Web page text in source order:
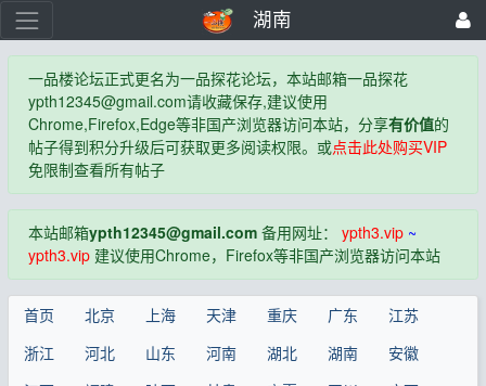
湖南
一品楼论坛正式更名为一品探花论坛，本站邮箱一品探花
ypth12345@gmail.com请收藏保存,建议使用
Chrome,Firefox,Edge等非国产浏览器访问本站，分享有价值的
帖子得到积分升级后可获取更多阅读权限。或点击此处购买VIP
免限制查看所有帖子
本站邮箱ypth12345@gmail.com备用网址： ypth3.vip~
ypth3.vip建议使用Chrome，Firefox等非国产浏览器访问本站
首页 北京 上海 天津 重庆 广东
江苏
浙江
河北 山东 河南 湖北 湖南
安徽